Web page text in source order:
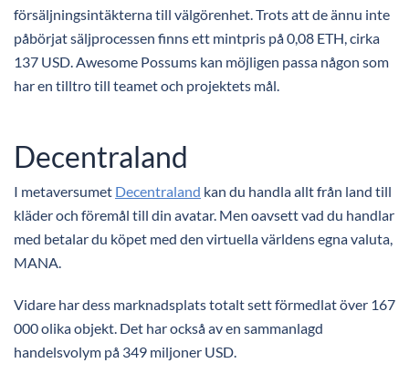
försäljningsintäkterna till välgörenhet. Trots att de ännu inte
påbörjat säljprocessen finns ett mintpris på 0,08 ETH, cirka
137 USD. Awesome Possums kan möjligen passa någon som
har en tilltro till teamet och projektets mål.
Decentraland
I metaversumet Decentraland kan du handla allt från land till
kläder och föremål till din avatar. Men oavsett vad du handlar
med betalar du köpet med den virtuella världens egna valuta,
MANA.
Vidare har dess marknadsplats totalt sett förmedlat över 167
000 olika objekt. Det har också av en sammanlagd
handelsvolym på 349 miljoner USD.